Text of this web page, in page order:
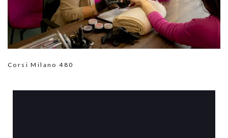
Corsi Milano480